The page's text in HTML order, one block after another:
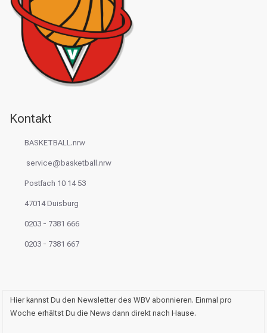
Kontakt
BASKETBALL.nrw
service@basketball.nrw
Postfach 10 14 53
47014 Duisburg
0203 - 7381 666
0203 - 7381 667
Hier kannst Du den Newsletter des WBV abonnieren. Einmal pro
Woche erhältst Du die News dann direkt nach Hause.